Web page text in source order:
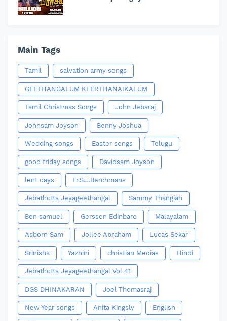
Main Tags
Tamil salvation army songs
GEETHANGALUM KEERTHANAIKALUM
Tamil Christmas Songs John Jebaraj
Johnsam Joyson Benny Joshua
Wedding songs Easter songs Telugu
good friday songs Davidsam Joyson
lent days Fr.S.J.Berchmans
Jebathotta Jeyageethangal Sammy Thangiah
Ben samuel Gersson Edinbaro Malayalam
Asborn Sam Jollee Abraham Lucas Sekar
Srinisha Yazhini christian Medias Hindi
Jebathotta Jeyageethangal Vol 41
DGS DHINAKARAN Joel Thomasraj
New Year songs Anita Kingsly English